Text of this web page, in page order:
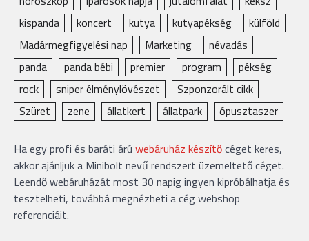
kispanda
koncert kutya kutyapékség
külföld
Madármegfigyelési nap
Marketing
névadás
panda
panda bébi premier program
pékség
rock
sniper élménylövészet
Szponzorált cikk
Szüret
zene állatkert állatpark ópusztaszer
Ha egy profi és baráti árú webáruház készítőcéget keres,
akkor ajánljuk a Minibolt nevű rendszert üzemeltető céget.
Leendő webáruházát most 30 napig ingyen kipróbálhatja és
tesztelheti, továbbá megnézheti a cég webshop
referenciáit.